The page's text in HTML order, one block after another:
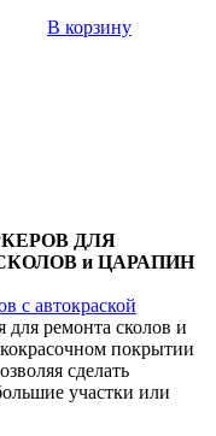
В корзину
ДЛЯ
и ЦАРАПИН
с автокраской
для ремонта сколов и
покрытии
сделать
участки или